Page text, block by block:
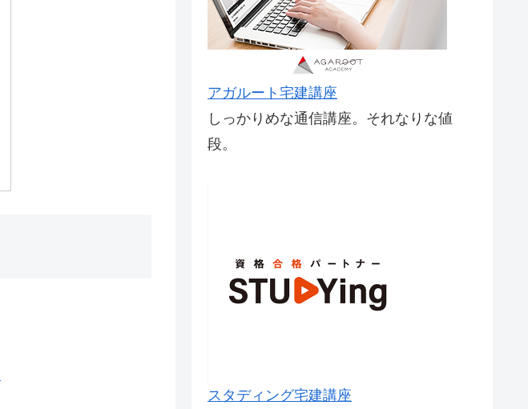
アガルート宅建講座
しっかりめな通信講座。それなりな値
段。
スタディング宅建講座